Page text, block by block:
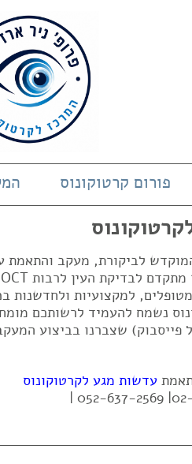
פורום קרטוקונוס
לביקורת, מעקב והתאמת
למקצועיות ולחדשנות
נשמח להעמיד לרשותכם
פייסבוק) שצברנו בביצוע
עדשות מגע לקרטוקונוס